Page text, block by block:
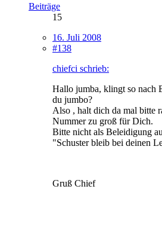
Beiträge
15
16. Juli 2008
#138
chiefci schrieb:
Hallo jumba, klingt so nach
du jumbo?
Also , halt dich da mal bitte
Nummer zu groß für Dich.
Bitte nicht als Beleidigung
"Schuster bleib bei deinen
Gruß Chief